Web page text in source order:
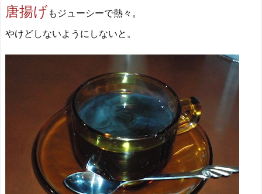
唐揚げもジューシーで熱々。
やけどしないようにしないと。